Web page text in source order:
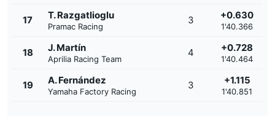
17 T. Razgatlioglu
Pramac Racing
3 +0.630
1'40.366
18 J. Martín
Aprilia Racing Team
4 +0.728
1'40.464
19 A. Fernández
Yamaha Factory Racing
3 +1.115
1'40.851